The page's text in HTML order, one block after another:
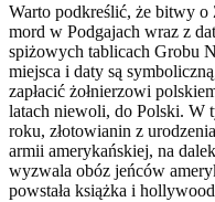
Warto podkreślić, że bitwy o
mord w Podgajach wraz z
spiżowych tablicach Grobu
miejsca i daty są
zapłacić żołnierzowi
latach niewoli, do Polski. W
roku, złotowianin z
armii amerykańskiej, na
wyzwala obóz jeńców
powstała książka i